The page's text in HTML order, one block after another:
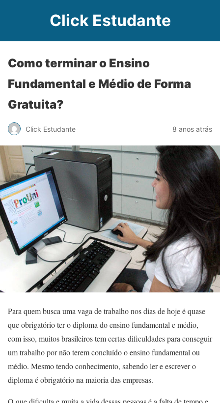
Click Estudante
Como terminar o Ensino
Fundamental e Médio de Forma
Gratuita?
Click Estudante 8 anos atrás
Para quem busca uma vaga de trabalho nos dias de hoje é quase
que obrigatório ter o diploma do ensino fundamental e médio,
com isso, muitos brasileiros tem certas dificuldades para conseguir
um trabalho por não terem concluído o ensino fundamental ou
médio. Mesmo tendo conhecimento, sabendo ler e escrever o
diploma é obrigatório na maioria das empresas.